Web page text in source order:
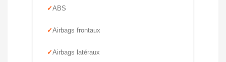
ABS
Airbags frontaux
Airbags latéraux